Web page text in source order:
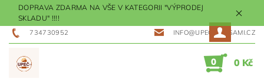
DOPRAVA ZDARMA NA VŠE V KATEGORII "VÝPRODEJ
SKLADU" !!!!
734730952 INFO@UPECMESISAMI.CZ
0 0 Kč